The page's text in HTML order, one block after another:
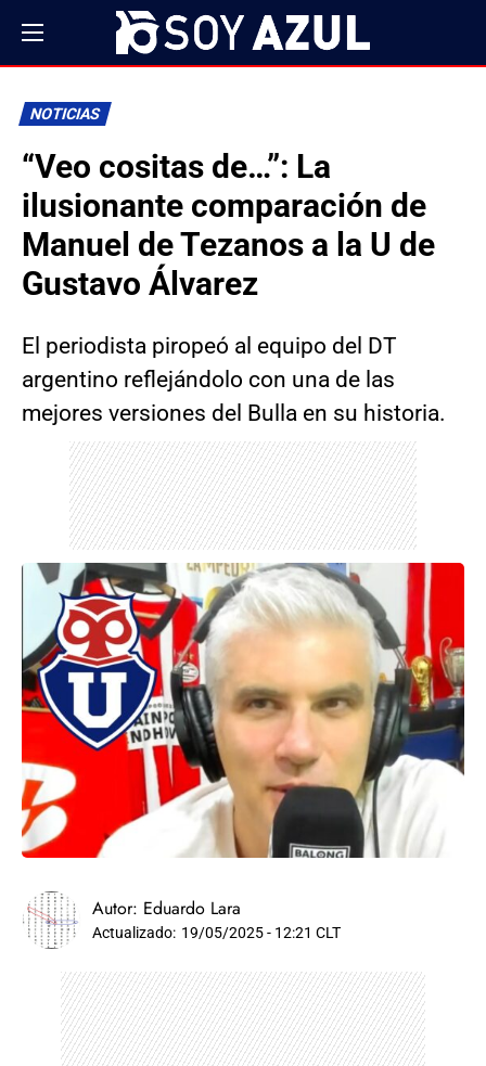
NOTICIAS
“Veo cositas de…”: La
ilusionante comparación de
Manuel de Tezanos a la U de
Gustavo Álvarez
El periodista piropeó al equipo del DT
argentino reflejándolo con una de las
mejores versiones del Bulla en su historia.
Autor: Eduardo Lara
Actualizado: 19/05/2025 - 12:21 CLT